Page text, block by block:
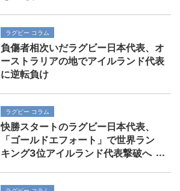
ラグビー コラム
負傷者相次いだラグビー日本代表、オ
ーストラリアの地でアイルランド代表
に逆転負け
ラグビー コラム
快勝スタートのラグビー日本代表、
「ゴールドエフォート」で世界ラン
キング3位アイルランド代表撃破へ